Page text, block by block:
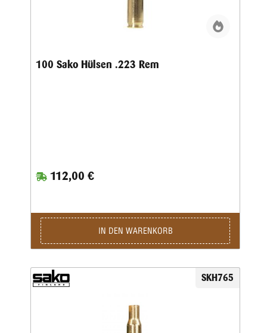
100 Sako Hülsen .223 Rem
112,00 €
IN DEN WARENKORB
SKH765